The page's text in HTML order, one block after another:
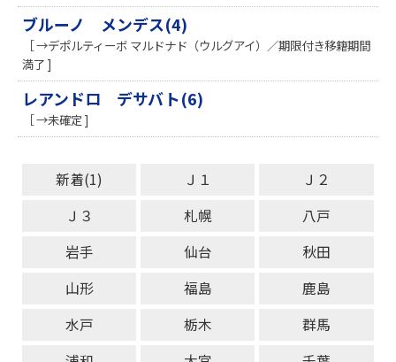
ブルーノ メンデス(4)
［ →デポルティーボ マルドナド（ウルグアイ）／期限付き移籍期間
満了 ]
レアンドロ デサバト(6)
［ →未確定 ]
新着(1) Ｊ１
Ｊ２
Ｊ３
札幌
八戸
岩手
仙台
秋田
山形
福島
鹿島
水戸
栃木
群馬